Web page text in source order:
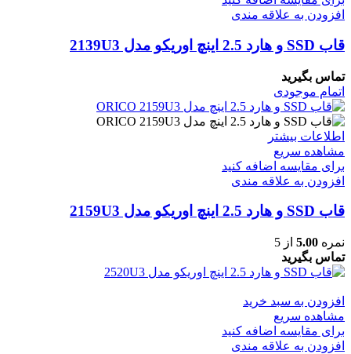
افزودن به علاقه مندی
قاب SSD و هارد 2.5 اینچ اوریکو مدل 2139U3
تماس بگیرید
اتمام موجودی
اطلاعات بیشتر
مشاهده سریع
برای مقایسه اضافه کنید
افزودن به علاقه مندی
قاب SSD و هارد 2.5 اینچ اوریکو مدل 2159U3
نمره 5.00 از 5
تماس بگیرید
افزودن به سبد خرید
مشاهده سریع
برای مقایسه اضافه کنید
افزودن به علاقه مندی